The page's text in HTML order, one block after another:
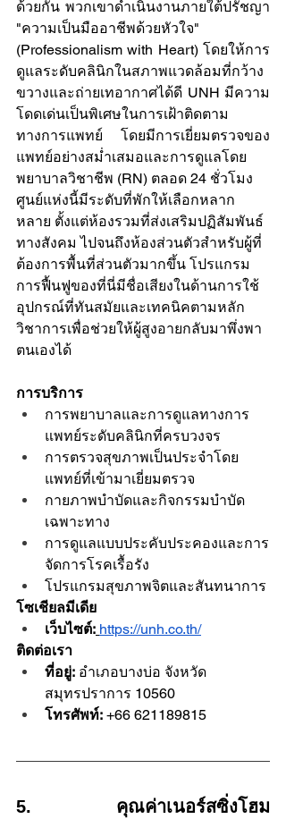
ด้วยกัน พวกเขาดำเนินงานภายใต้ปรัชญา
"ความเป็นมืออาชีพด้วยหัวใจ"
(Professionalism with Heart) โดยให้การ
ดูแลระดับคลินิกในสภาพแวดล้อมที่กว้าง
ขวางและถ่ายเทอากาศได้ดี UNH มีความ
โดดเด่นเป็นพิเศษในการเฝ้าติดตาม
ทางการแพทย์ โดยมีการเยี่ยมตรวจของ
แพทย์อย่างสม่ำเสมอและการดูแลโดย
พยาบาลวิชาชีพ (RN) ตลอด 24 ชั่วโมง
ศูนย์แห่งนี้มีระดับที่พักให้เลือกหลาก
หลาย ตั้งแต่ห้องรวมที่ส่งเสริมปฏิสัมพันธ์
ทางสังคม ไปจนถึงห้องส่วนตัวสำหรับผู้ที่
ต้องการพื้นที่ส่วนตัวมากขึ้น โปรแกรม
การฟื้นฟูของที่นี่มีชื่อเสียงในด้านการใช้
อุปกรณ์ที่ทันสมัยและเทคนิคตามหลัก
วิชาการเพื่อช่วยให้ผู้สูงอายกลับมาพึ่งพา
ตนเองได้
การบริการ
การพยาบาลและการดูแลทางการ
แพทย์ระดับคลินิกที่ครบวงจร
การตรวจสุขภาพเป็นประจำโดย
แพทย์ที่เข้ามาเยี่ยมตรวจ
กายภาพบำบัดและกิจกรรมบำบัด
เฉพาะทาง
การดูแลแบบประคับประคองและการ
จัดการโรคเรื้อรัง
โปรแกรมสุขภาพจิตและสันทนาการ
โซเชียลมีเดีย
เว็บไซต์: https://unh.co.th/
ติดต่อเรา
ที่อยู่: อำเภอบางบ่อ จังหวัด
สมุทรปราการ 10560
โทรศัพท์: +66 621189815
5. คุณค่าเนอร์สซิ่งโฮม